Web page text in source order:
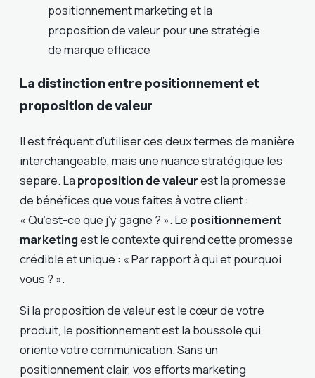
positionnement marketing et la
proposition de valeur pour une stratégie
de marque efficace
La distinction entre positionnement et
proposition de valeur
Il est fréquent d’utiliser ces deux termes de manière
interchangeable, mais une nuance stratégique les
sépare. La proposition de valeurest la promesse
de bénéfices que vous faites à votre client :
« Qu’est-ce que j’y gagne ? ». Le positionnement
marketingest le contexte qui rend cette promesse
crédible et unique : « Par rapport à qui et pourquoi
vous ? ».
Si la proposition de valeur est le cœur de votre
produit, le positionnement est la boussole qui
oriente votre communication. Sans un
positionnement clair, vos efforts marketing